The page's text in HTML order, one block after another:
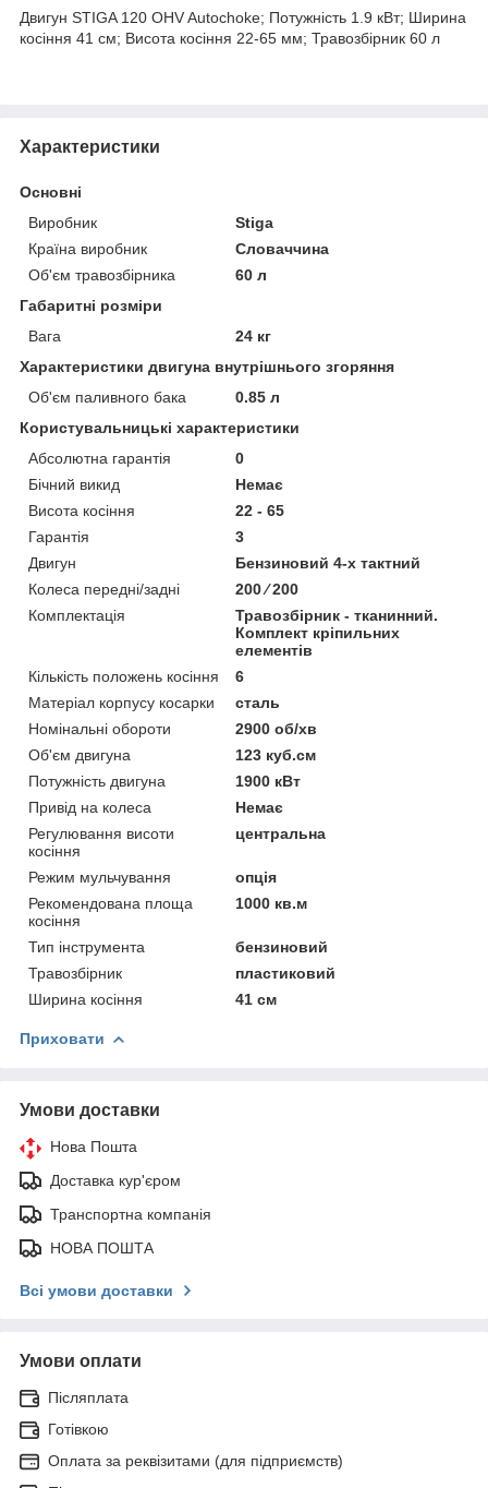
Двигун STIGA 120 OHV Autochoke; Потужність 1.9 кВт; Ширина
косіння 41 см; Висота косіння 22-65 мм; Травозбірник 60 л
Характеристики
Основні
Виробник
Stiga
Країна виробник
Словаччина
Об'єм травозбірника
60 л
Габаритні розміри
Вага
24 кг
Характеристики двигуна внутрішнього згоряння
Об'єм паливного бака
0.85 л
Користувальницькі характеристики
Абсолютна гарантія
0
Бічний викид
Немає
Висота косіння
22 - 65
Гарантія
3
Двигун
Бензиновий 4-х тактний
Колеса передні/задні
200 ⁄ 200
Комплектація
Травозбірник - тканинний.
Комплект кріпильних
елементів
Кількість положень косіння
6
Матеріал корпусу косарки
сталь
Номінальні обороти
2900 об/хв
Об'єм двигуна
123 куб.см
Потужність двигуна
1900 кВт
Привід на колеса
Немає
Регулювання висоти
косіння
центральна
Режим мульчування
опція
Рекомендована площа
косіння
1000 кв.м
Тип інструмента
бензиновий
Травозбірник
пластиковий
Ширина косіння
41 см
Приховати
Умови доставки
Нова Пошта
Доставка кур'єром
Транспортна компанія
НОВА ПОШТА
Всі умови доставки
Умови оплати
Післяплата
Готівкою
Оплата за реквізитами (для підприємств)